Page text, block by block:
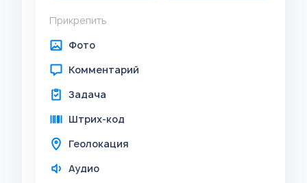
Прикрепить
Фото
Комментарий
Задача
Штрих-код
Геолокация
Аудио